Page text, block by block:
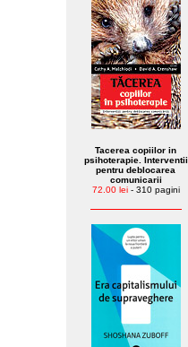
Tacerea copiilor in
psihoterapie. Interventii
pentru deblocarea
comunicarii
72.00 lei- 310 pagini